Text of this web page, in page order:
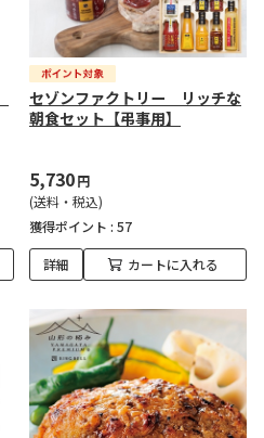
セゾンファクトリー リッチな
朝食セット【弔事用】
5,730円
(送料・税込)
獲得ポイント : 57
詳細 カートに入れる